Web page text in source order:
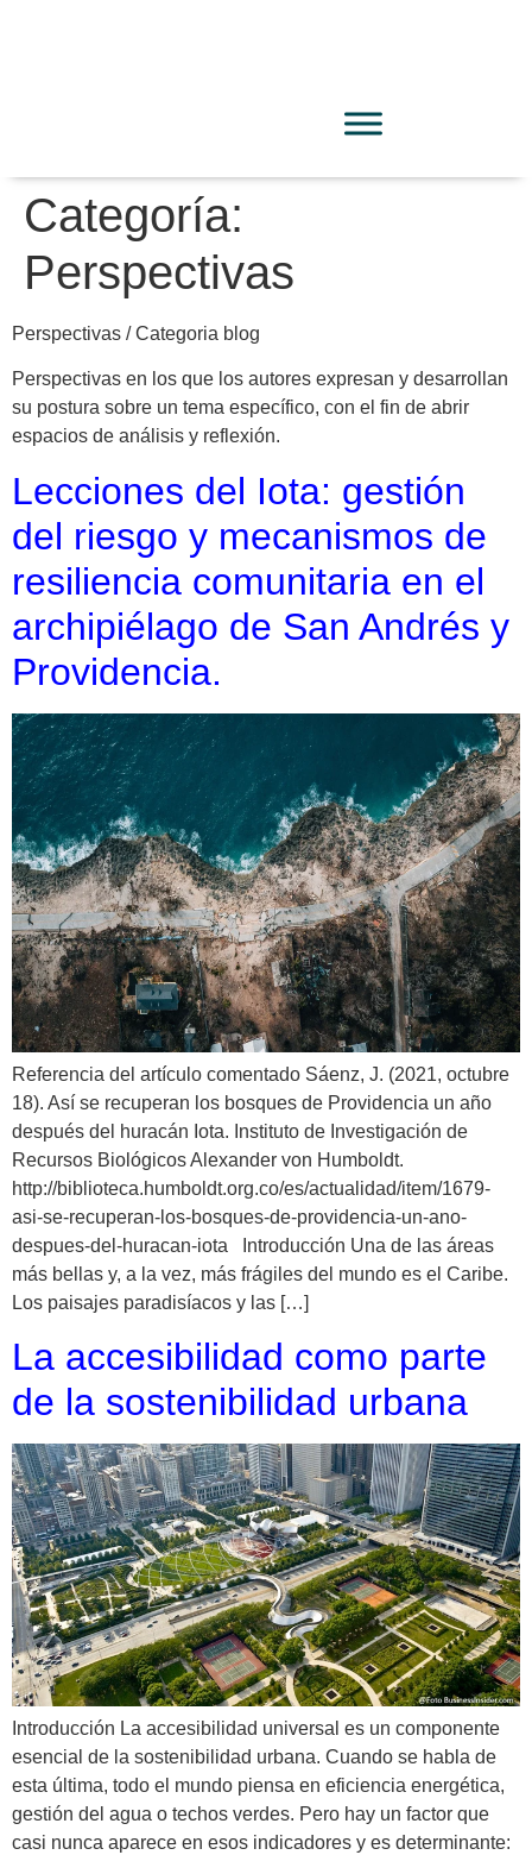
Categoría:
Perspectivas
Perspectivas / Categoria blog
Perspectivas en los que los autores expresan y desarrollan
su postura sobre un tema específico, con el fin de abrir
espacios de análisis y reflexión.
Lecciones del Iota: gestión
del riesgo y mecanismos de
resiliencia comunitaria en el
archipiélago de San Andrés y
Providencia.
Referencia del artículo comentado Sáenz, J. (2021, octubre
18). Así se recuperan los bosques de Providencia un año
después del huracán Iota. Instituto de Investigación de
Recursos Biológicos Alexander von Humboldt.
http://biblioteca.humboldt.org.co/es/actualidad/item/1679-
asi-se-recuperan-los-bosques-de-providencia-un-ano-
despues-del-huracan-iota Introducción Una de las áreas
más bellas y, a la vez, más frágiles del mundo es el Caribe.
Los paisajes paradisíacos y las […]
La accesibilidad como parte
de la sostenibilidad urbana
Introducción La accesibilidad universal es un componente
esencial de la sostenibilidad urbana. Cuando se habla de
esta última, todo el mundo piensa en eficiencia energética,
gestión del agua o techos verdes. Pero hay un factor que
casi nunca aparece en esos indicadores y es determinante: